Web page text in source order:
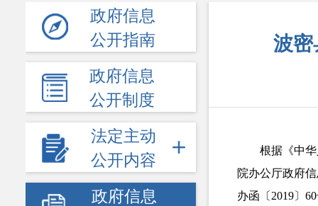
政府信息
公开指南
政府信息
公开制度
法定主动
公开内容
政府信息
波密
根据《中
院办公厅政府
办函〔 2019〕